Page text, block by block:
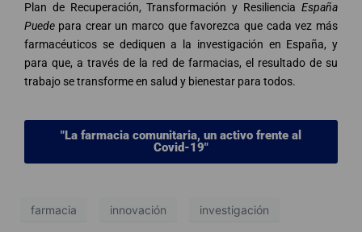
Plan de Recuperación, Transformación y Resiliencia España
Puede para crear un marco que favorezca que cada vez más
farmacéuticos se dediquen a la investigación en España, y
para que, a través de la red de farmacias, el resultado de su
trabajo se transforme en salud y bienestar para todos.
"La farmacia comunitaria, un activo frente al
Covid-19"
farmacia innovación investigación